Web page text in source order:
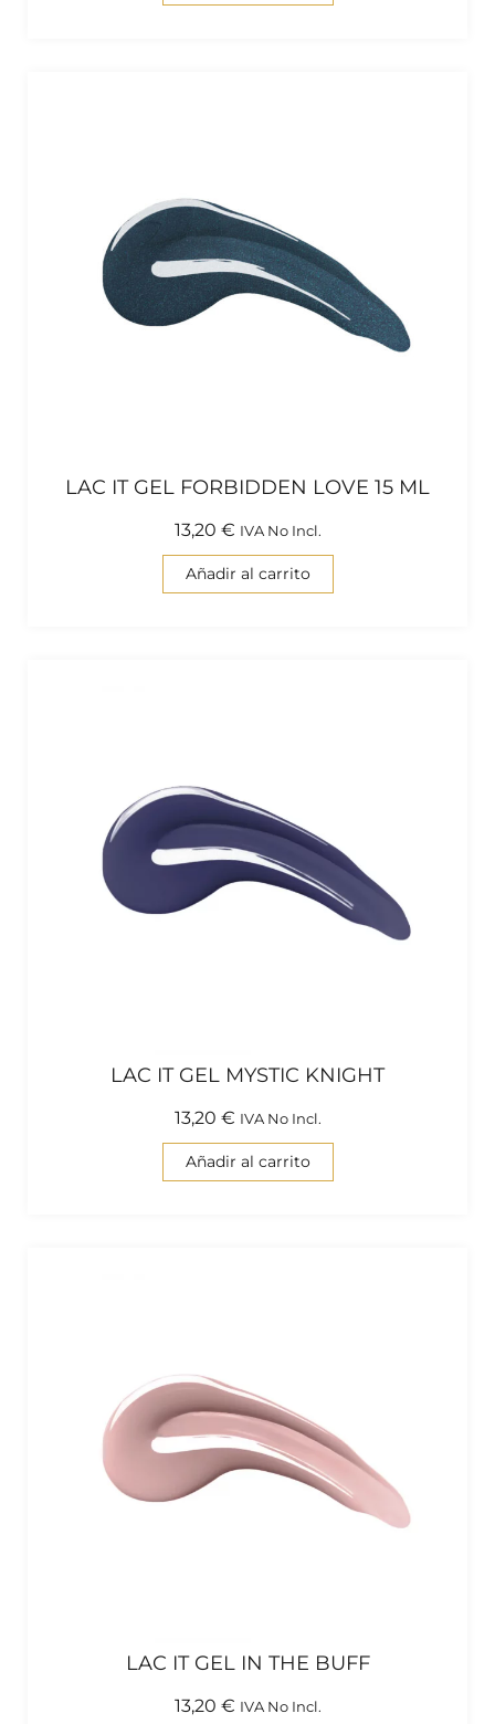
LAC IT GEL FORBIDDEN LOVE 15 ML
13,20 € IVA No Incl.
Añadir al carrito
LAC IT GEL MYSTIC KNIGHT
13,20 € IVA No Incl.
Añadir al carrito
LAC IT GEL IN THE BUFF
13,20 € IVA No Incl.